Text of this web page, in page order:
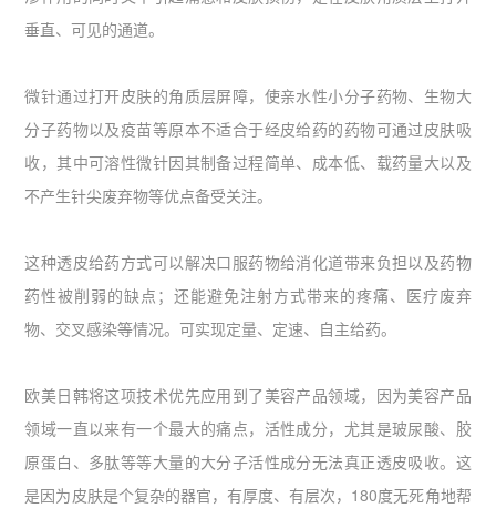
垂直、可见的通道。
微针通过打开皮肤的角质层屏障，使亲水性小分子药物、生物大
分子药物以及疫苗等原本不适合于经皮给药的药物可通过皮肤吸
收，其中可溶性微针因其制备过程简单、成本低、载药量大以及
不产生针尖废弃物等优点备受关注。
这种透皮给药方式可以解决口服药物给消化道带来负担以及药物
药性被削弱的缺点；还能避免注射方式带来的疼痛、医疗废弃
物、交叉感染等情况。可实现定量、定速、自主给药。
欧美日韩将这项技术优先应用到了美容产品领域，因为美容产品
领域一直以来有一个最大的痛点，活性成分，尤其是玻尿酸、胶
原蛋白、多肽等等大量的大分子活性成分无法真正透皮吸收。这
是因为皮肤是个复杂的器官，有厚度、有层次，180度无死角地帮